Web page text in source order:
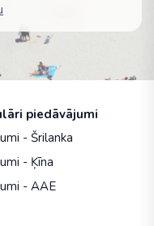
piedāvājumi
- Šrilanka
- Ķīna
- AAE